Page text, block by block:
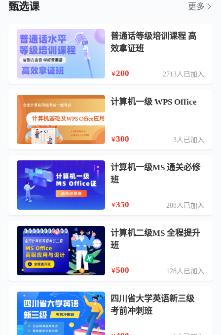
甄选课 更多
普通话等级培训课程 高
效拿证班
￥200 2713人已加入
计算机一级 WPS Office
￥300 3人已加入
计算机一级MS 通关必修
班
￥350 288人已加入
计算机二级MS 全程提升
班
￥500 128人已加入
四川省大学英语新三级
考前冲刺班